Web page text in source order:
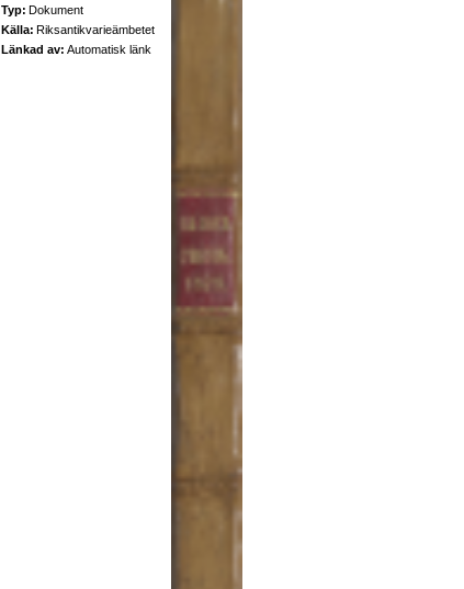
Typ: Dokument
Källa: Riksantikvarieämbetet
Länkad av: Automatisk länk